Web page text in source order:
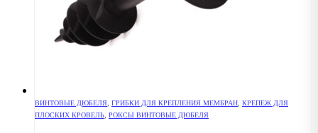
ВИНТОВЫЕ ДЮБЕЛЯ ГРИБКИ ДЛЯ КРЕПЛЕНИЯ МЕМБРАН КРЕПЕЖ ДЛЯ
ПЛОСКИХ КРОВЕЛЬ РОКСЫ ВИНТОВЫЕ ДЮБЕЛЯ